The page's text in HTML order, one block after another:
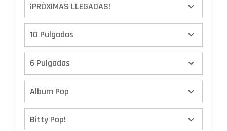
¡PRÓXIMAS LLEGADAS!
10 Pulgadas
6 Pulgadas
Album Pop
Bitty Pop!